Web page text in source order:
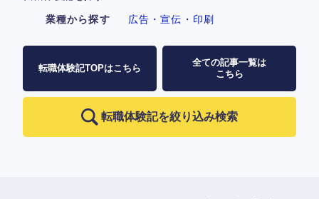
業種から探す 広告・宣伝・印刷
転職体験記TOPはこちら
転職体験記を絞り込み検索
全ての記事一覧は
こちら